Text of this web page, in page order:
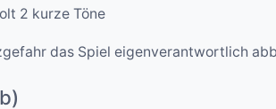
2 kurze Töne
das Spiel eigenverantwortlich